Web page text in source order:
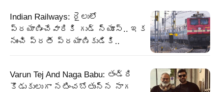
Indian Railways: రైలులో
ప్రయాణించేవారికి గుడ్ న్యూస్.. ఇక
నుంచి ప్రతీ ప్రయాణికుడికి..
Varun Tej And Naga Babu: తండ్రి
కొడుకులుగా నటించబోతున్న నాగ